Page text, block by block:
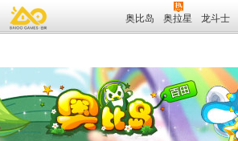
奥比岛 奥拉星 龙斗士